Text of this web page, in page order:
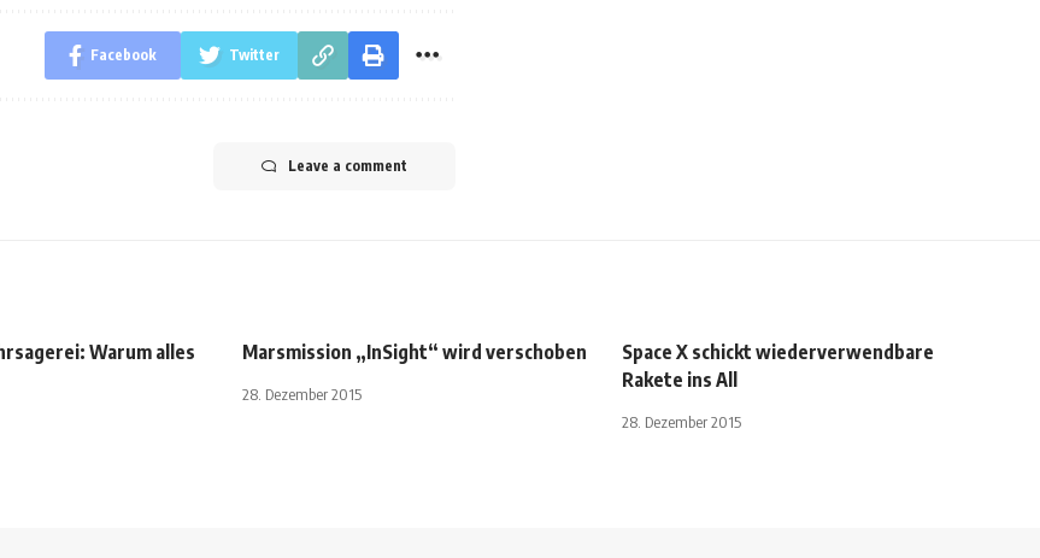
Facebook Twitter
Leave a comment
Warum alles
Marsmission „InSight“ wird verschoben
28. Dezember 2015
Space X schickt wiederverwendbare
Rakete ins All
28. Dezember 2015